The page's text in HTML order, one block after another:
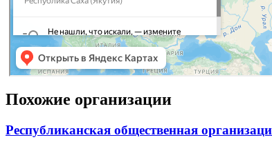
Похожие организации
Республиканская общественная